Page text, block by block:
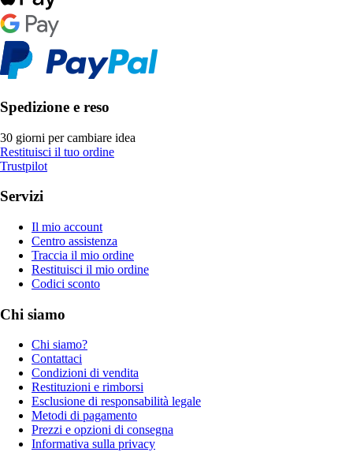
Spedizione e reso
30 giorni per cambiare idea
Restituisci il tuo ordine
Trustpilot
Servizi
Il mio account
Centro assistenza
Traccia il mio ordine
Restituisci il mio ordine
Codici sconto
Chi siamo
Chi siamo?
Contattaci
Condizioni di vendita
Restituzioni e rimborsi
Esclusione di responsabilità legale
Metodi di pagamento
Prezzi e opzioni di consegna
Informativa sulla privacy